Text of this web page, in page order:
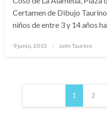
Certamen de Dibujo
niños de entre 3 y 14 años
Publicado
9 junio, 2013 Jaén Taurino
Navegación
entradas
1 2